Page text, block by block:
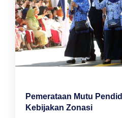
Pemerataan Mutu
Kebijakan Zonasi